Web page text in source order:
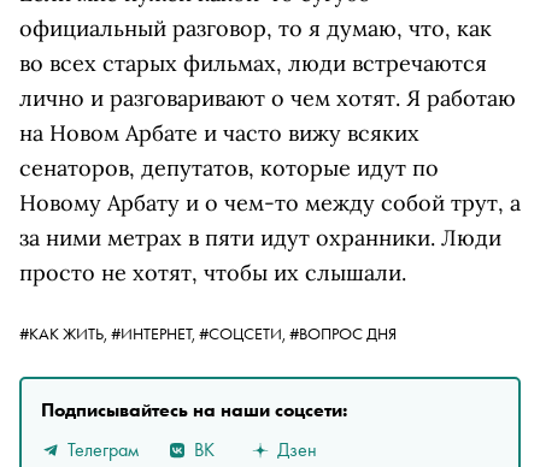
официальный разговор, то я думаю, что, как
во всех старых фильмах, люди встречаются
лично и разговаривают о чем хотят. Я работаю
на Новом Арбате и часто вижу всяких
сенаторов, депутатов, которые идут по
Новому Арбату и о чем-то между собой трут, а
за ними метрах в пяти идут охранники. Люди
просто не хотят, чтобы их слышали.
#КАК ЖИТЬ, #ИНТЕРНЕТ, #СОЦСЕТИ, #ВОПРОС ДНЯ
Подписывайтесь на наши соцсети:
Телеграм
ВК Дзен